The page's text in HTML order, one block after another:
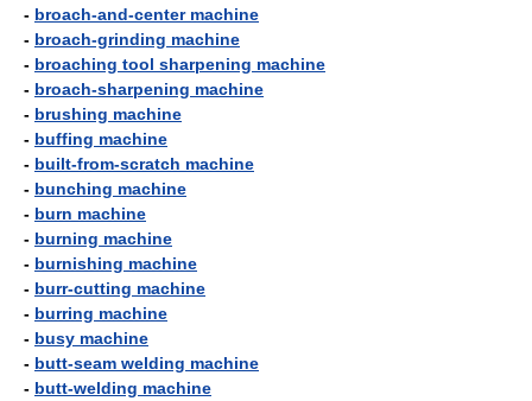
- broach-and-center machine
- broach-grinding machine
- broaching tool sharpening machine
- broach-sharpening machine
- brushing machine
- buffing machine
- built-from-scratch machine
- bunching machine
- burn machine
- burning machine
- burnishing machine
- burr-cutting machine
- burring machine
- busy machine
- butt-seam welding machine
- butt-welding machine